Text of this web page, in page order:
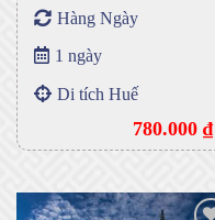
780.000₫
Hàng Ngày
1 ngày
Di tích Huế